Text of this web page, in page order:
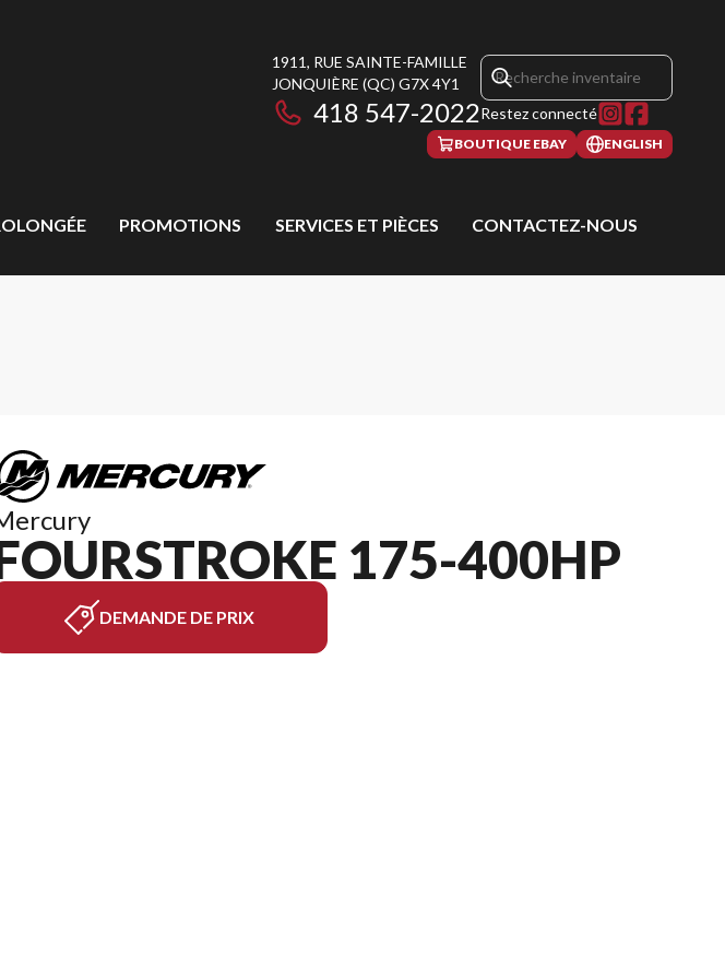
1911, RUE SAINTE-FAMILLE
JONQUIÈRE (QC) G7X 4Y1
418 547-2022Restez connecté
BOUTIQUE EBAY ENGLISH
PROMOTIONS SERVICES ET PIÈCES CONTACTEZ-NOUS
175-400HP
DEMANDE DE PRIX